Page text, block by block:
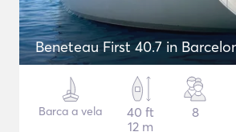
Beneteau First 40.7 in
Barca a vela
40 ft
12 m
8